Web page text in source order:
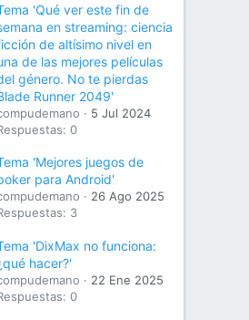
'Qué ver este fin de
en streaming: ciencia
de altísimo nivel en
de las mejores películas
género. No te pierdas
Runner 2049'
5 Jul 2024
0
'Mejores juegos de
para Android'
26 Ago 2025
3
'DixMax no funciona:
hacer?'
22 Ene 2025
0